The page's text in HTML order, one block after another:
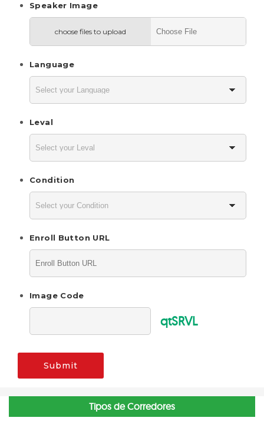
Speaker Image
choose files to upload
Language
Leval
Condition
Enroll Button URL
Image Code
qtSRVL
Submit
Tipos de Corredores